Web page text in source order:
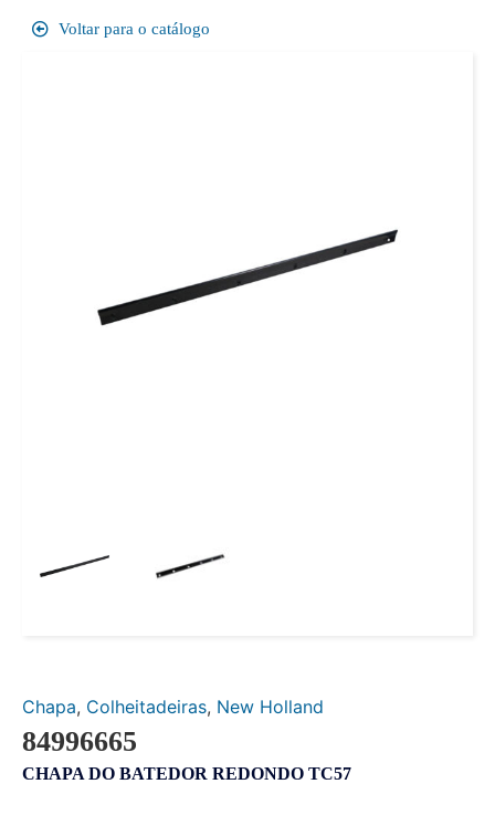
Voltar para o catálogo
Chapa, Colheitadeiras, New Holland
84996665
CHAPA DO BATEDOR REDONDO TC57